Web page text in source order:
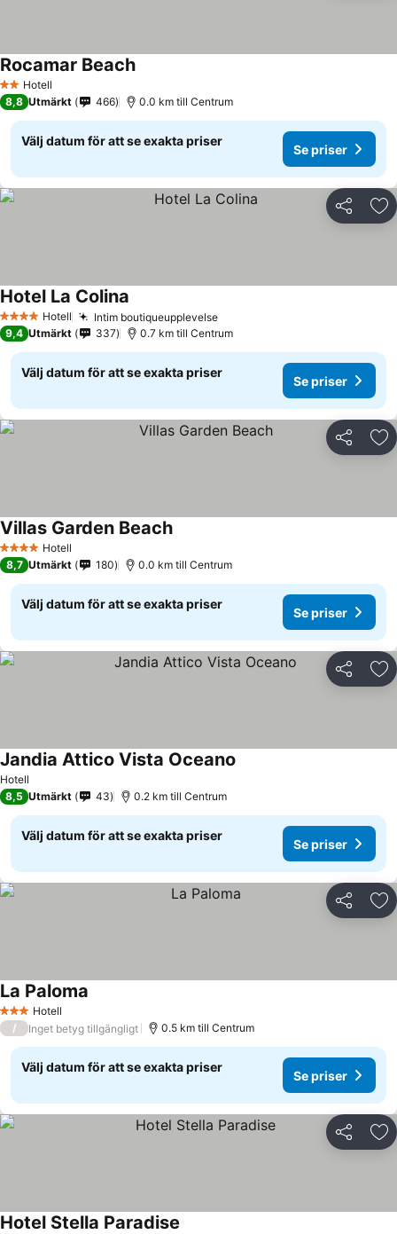
2 Stjärnor
Hotell
Rocamar Beach
8,8 Utmärkt 466 0.0 km till Centrum
Välj datum för att se exakta priser
Se priser
Dela
4 StjärnorHotell Intim boutiqueupplevelse
Hotel La Colina
9,4 Utmärkt 337 0.7 km till Centrum
Välj datum för att se exakta priser
Se priser
Dela
4 StjärnorHotell
Villas Garden Beach
8,7 Utmärkt 180 0.0 km till Centrum
Välj datum för att se exakta priser
Se priser
Dela
Hotell
Jandia Attico Vista Oceano
8,5 Utmärkt 43 0.2 km till Centrum
Välj datum för att se exakta priser
Se priser
Dela
3 StjärnorHotell
La Paloma
/ Inget betyg tillgängligt 0.5 km till Centrum
Välj datum för att se exakta priser
Se priser
Dela
Hotel Stella Paradise